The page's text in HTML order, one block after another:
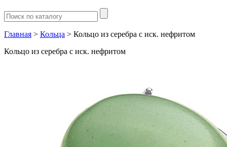
Главная > Кольца > Кольцо из серебра с иск. нефритом
Кольцо из серебра с иск. нефритом